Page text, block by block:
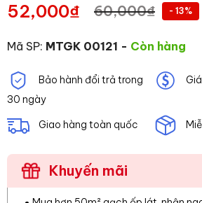
52,000₫ 60,000₫ - 13%
Mã SP: MTGK 00121 - Còn hàng
Bảo hành đổi trả trong
30 ngày
Giao hàng toàn quốc
Khuyến mãi